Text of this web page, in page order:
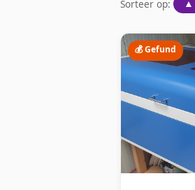
Sorteer op: ▲
💰 Gefund